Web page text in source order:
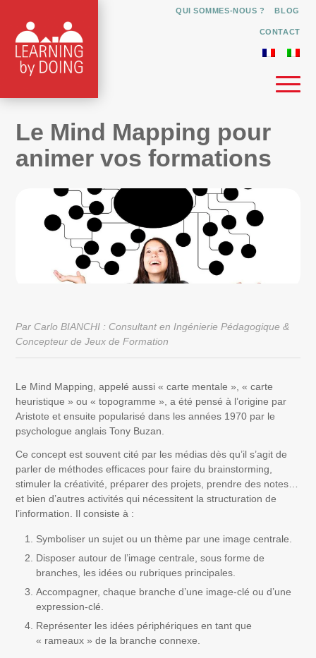
QUI SOMMES-NOUS ? BLOG
CONTACT
Le Mind Mapping pour
animer vos formations
Par Carlo BIANCHI : Consultant en Ingénierie Pédagogique &
Concepteur de Jeux de Formation
Le Mind Mapping, appelé aussi « carte mentale », « carte
heuristique » ou « topogramme », a été pensé à l’origine par
Aristote et ensuite popularisé dans les années 1970 par le
psychologue anglais Tony Buzan.
Ce concept est souvent cité par les médias dès qu’il s’agit de
parler de méthodes efficaces pour faire du brainstorming,
stimuler la créativité, préparer des projets, prendre des notes…
et bien d’autres activités qui nécessitent la structuration de
l’information. Il consiste à :
Symboliser un sujet ou un thème par une image centrale.
Disposer autour de l’image centrale, sous forme de
branches, les idées ou rubriques principales.
Accompagner, chaque branche d’une image-clé ou d’une
expression-clé.
Représenter les idées périphériques en tant que
« rameaux » de la branche connexe.